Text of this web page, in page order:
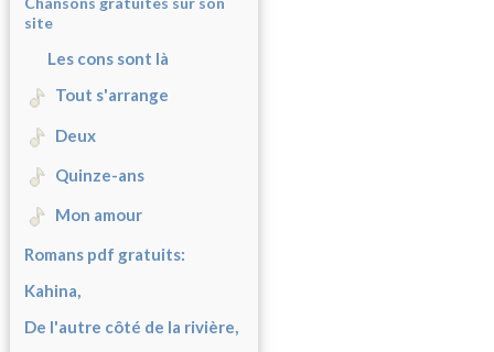
site
Les cons sont là
Tout s'arrange
Deux
Quinze-ans
Mon amour
Romans pdf gratuits:
Kahina,
De l'autre côté de la rivière,